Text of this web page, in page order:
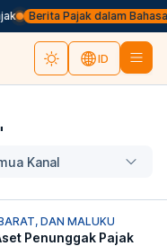
Berita Pajak dalam Bahasa
ID
Kanal
DAN MALUKU
Penunggak Pajak